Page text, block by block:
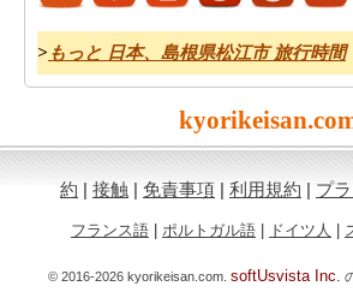
> もっと 日本、島根県松江市 旅行時間
約 | 接触 | 免責事項 | 利用規約 | プ
フランス語 | ポルトガル語 | ドイツ人 |
© 2016-2026 kyorikeisan.com. softUsvista Inc.